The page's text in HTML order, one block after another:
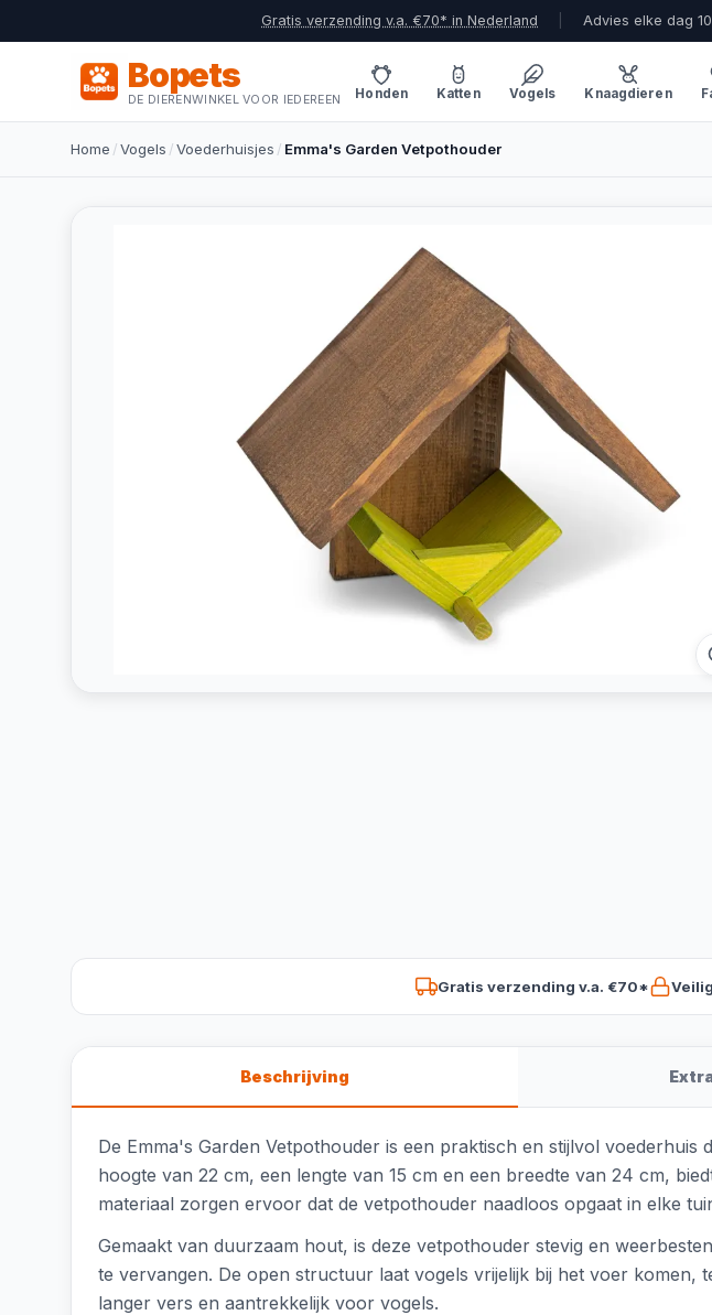
Gratis verzending v.a. €70* in Nederland Advies elke dag
Bopets
DE DIERENWINKEL VOOR IEDEREEN Honden Katten Vogels Knaagdieren
Home /Vogels /Voederhuisjes / Emma's Garden Vetpothouder
Gratis verzending v.a. €70*
Beschrijving
De Emma's Garden Vetpothouder is een praktisch en stijlvol
hoogte van 22 cm, een lengte van 15 cm en een breedte van 24 cm,
materiaal zorgen ervoor dat de vetpothouder naadloos opgaat in elke
Gemaakt van duurzaam hout, is deze vetpothouder stevig en
te vervangen. De open structuur laat vogels vrijelijk bij het voer komen,
langer vers en aantrekkelijk voor vogels.